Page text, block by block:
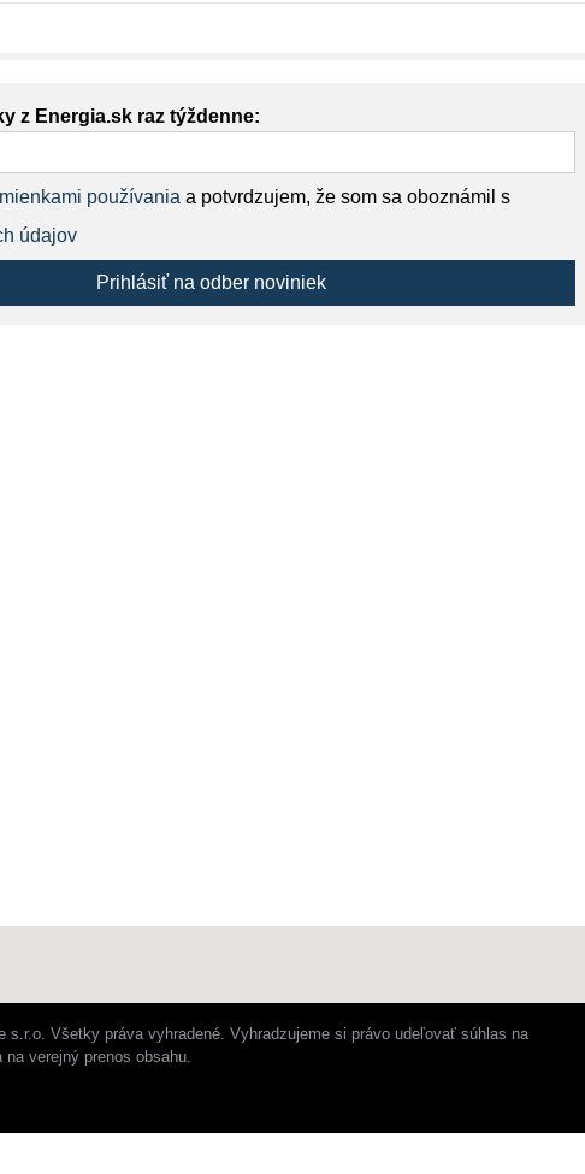
z Energia.sk raz týždenne:
používania a potvrdzujem, že som sa oboznámil s
údajov
Prihlásiť na odber noviniek
s.r.o. Všetky práva vyhradené. Vyhradzujeme si právo udeľovať súhlas na
verejný prenos obsahu.